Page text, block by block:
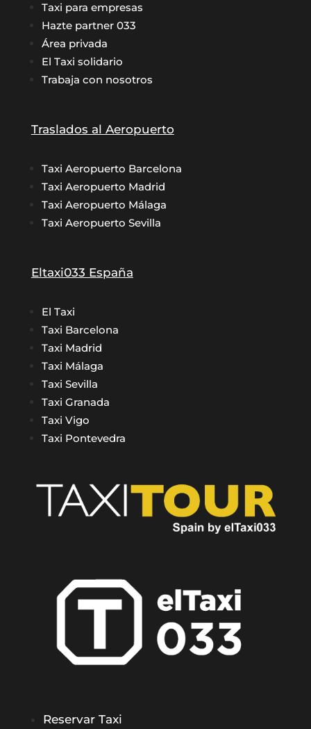
Taxi para empresas
Hazte partner 033
Área privada
El Taxi solidario
Trabaja con nosotros
Traslados al Aeropuerto
Taxi Aeropuerto Barcelona
Taxi Aeropuerto Madrid
Taxi Aeropuerto Málaga
Taxi Aeropuerto Sevilla
Eltaxi033 España
El Taxi
Taxi Barcelona
Taxi Madrid
Taxi Málaga
Taxi Sevilla
Taxi Granada
Taxi Vigo
Taxi Pontevedra
Reservar Taxi